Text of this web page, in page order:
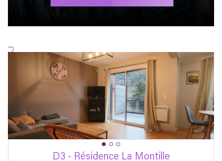
D3 - Résidence La Montille